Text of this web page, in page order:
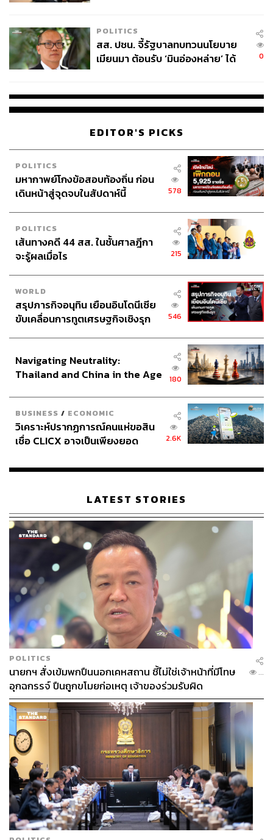
ABOUT THE AUTHOR
THE STANDARD TEAM
กองบรรณาธิการ THE STANDARD
POLITICS
สส. ปชน. จี้รัฐบาลทบทวนนโยบาย
เมียนมา ต้อนรับ ‘มินอ่องหล่าย’ ได้
0
EDITOR'S PICKS
POLITICS
มหากาพย์โกงข้อสอบท้องถิ่น ก่อน
เดินหน้าสู่จุดจบในสัปดาห์นี้
578
POLITICS
เส้นทางคดี 44 สส. ในชั้นศาลฎีกา
จะรู้ผลเมื่อไร
215
WORLD
สรุปภารกิจอนุทิน เยือนอินโดนีเซีย
ขับเคลื่อนการทูตเศรษฐกิจเชิงรุก
546
Navigating Neutrality:
Thailand and China in the Age
180
BUSINESS / ECONOMIC
วิเคราะห์ปรากฏการณ์คนแห่ขอสิน
เชื่อ CLICX อาจเป็นเพียงยอด
เรือนไทยที่ถูกซุกไว้
2.6K
LATEST STORIES
POLITICS
นายกฯ สั่งเข้มพกปืนนอกเคหสถาน ชี้ไม่ใช่เจ้าหน้าที่มีโทษ
อุกฉกรรจ์ ปืนถูกขโมยก่อเหตุ เจ้าของร่วมรับผิด
...